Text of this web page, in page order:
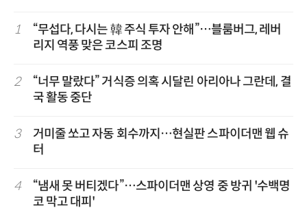
1
“무섭다, 다시는 韓 주식 투자 안해”…블룸버그, 레버
리지 역풍 맞은 코스피 조명
2
“너무 말랐다” 거식증 의혹 시달린 아리아나 그란데, 결
국 활동 중단
3
거미줄 쏘고 자동 회수까지…현실판 스파이더맨 웹 슈
터
4
“냄새 못 버티겠다”…스파이더맨 상영 중 방귀 '수백명
코 막고 대피'